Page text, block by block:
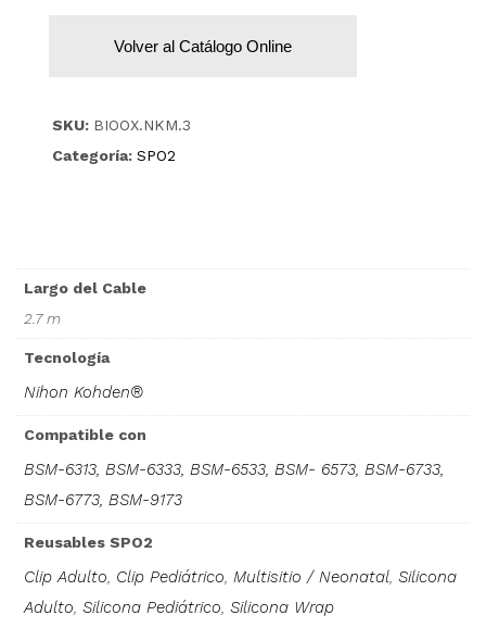
Volver al Catálogo Online
SKU: BIOOX.NKM.3
Categoría: SPO2
Largo del Cable
2.7 m
Tecnología
Nihon Kohden®
Compatible con
BSM-6313, BSM-6333, BSM-6533, BSM- 6573, BSM-6733,
BSM-6773, BSM-9173
Reusables SPO2
Clip Adulto, Clip Pediátrico, Multisitio / Neonatal, Silicona
Adulto, Silicona Pediátrico, Silicona Wrap